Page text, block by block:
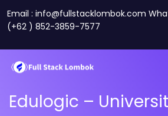
Email : info@fullstacklombok.com
(+62 ) 852-3859-7577
Edulogic –